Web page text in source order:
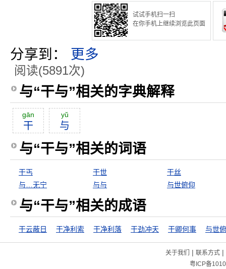
试试手机扫一扫
在你手机上继续浏览此页面
分享到： 更多
阅读(5891次)
与“干与”相关的字典解释
gān
干
yŭ
与
与“干与”相关的词语
干丐 干世
干丝
与…无宁
与与 与世俯仰
与“干与”相关的成语
干云蔽日 干净利索 干净利落 干劲冲天 干卿何事 与世
关于我们 | 联系方式|
粤ICP备